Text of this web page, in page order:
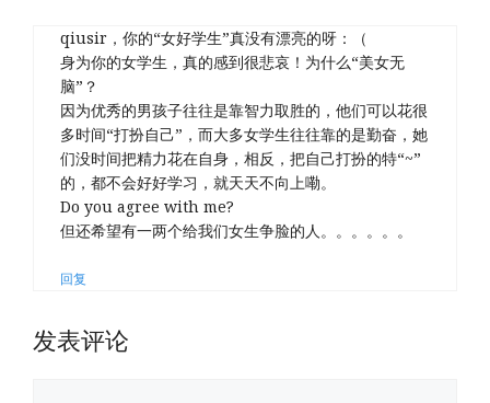
qiusir，你的“女好学生”真没有漂亮的呀：（
身为你的女学生，真的感到很悲哀！为什么“美女无
脑”？
因为优秀的男孩子往往是靠智力取胜的，他们可以花很
多时间“打扮自己”，而大多女学生往往靠的是勤奋，她
们没时间把精力花在自身，相反，把自己打扮的特“~”
的，都不会好好学习，就天天不向上嘞。
Do you agree with me?
但还希望有一两个给我们女生争脸的人。。。。。。
回复
发表评论